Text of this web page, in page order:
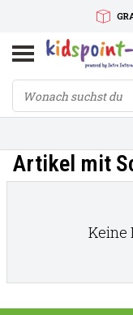
Artikel mit
Keine